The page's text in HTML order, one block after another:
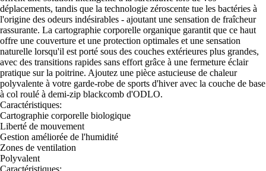
déplacements, tandis que la technologie zéroscente tue les bactéries à
l'origine des odeurs indésirables - ajoutant une sensation de fraîcheur
rassurante. La cartographie corporelle organique garantit que ce haut
offre une couverture et une protection optimales et une sensation
naturelle lorsqu'il est porté sous des couches extérieures plus grandes,
avec des transitions rapides sans effort grâce à une fermeture éclair
pratique sur la poitrine. Ajoutez une pièce astucieuse de chaleur
polyvalente à votre garde-robe de sports d'hiver avec la couche de base
à col roulé à demi-zip blackcomb d'ODLO.
Caractéristiques:
Cartographie corporelle biologique
Liberté de mouvement
Gestion améliorée de l'humidité
Zones de ventilation
Polyvalent
Caractéristiques: